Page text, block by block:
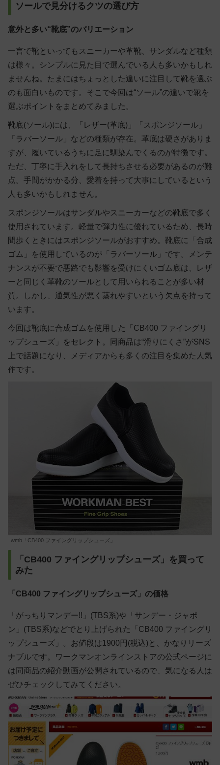
ソールで見分けるクツの選び方
意外と多い“靴底”のバリエーション
一言で靴といってもスニーカーや革靴、サンダルなど種類
は様々。シンプルに見た目で選んでいる人も多いかもしれ
ませんね。たまにはちょっとした違いに注目して靴を選ぶ
のも面白いものです。そこで今回は“ソール”の違いで靴を
選ぶポイントをまとめてみました。
靴底(ソール)には、「レザー(革底)」「スポンジソール」
「ラバーソール」などの種類が存在。革底は硬さがありま
すが、履いているうちに足に馴染んでくるのが特徴です。
ただ、丁寧に手入れをして長持ちさせる必要があるのが難
点。手間がかかる分、愛着を持って大事にしているという
人も多いかもしれません。
スポンジソールはサンダルやスニーカーなどの靴底で多く
使用されています。軽量で弾力性に優れているため、長時
間歩くときにはスポンジソールがおすすめ。靴底に「合成
ゴム」を使用しているのが「ラバーソール」です。メンテ
ナンスが不要で悪路でも影響を受けにくいゴム底は、レザ
ーと同じく革靴のソールとして用いられることが多い材
質。しかし、通気性が悪く蒸れやすいという欠点を持って
います。
今回は靴底に合成ゴムを使用した「CB400 ファイングリ
ップシューズ」をセレクト。同商品は“滑りにくさ”がSNS
上で話題になり、メディアからも多くの注目を集めた人気
作です。
wmb「CB400 ファイングリップシューズ」
「CB400 ファイングリップシューズ」を買って
みた
「CB400 ファイングリップシューズ」の価格
「がっちりマンデー!!」(TBS系)や「サンデー・ジャポ
ン」(TBS系)などでとり上げられた「CB400 ファイングリ
ップシューズ」。お値段は1900円(税込)と、かなりリーズ
ナブルです。ワークマンオンラインストアの公式ページに
は同商品の紹介動画が公開されているので、気になる人は
ぜひチェックしてみてください。